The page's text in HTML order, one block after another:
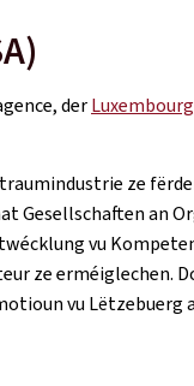
der
ze
Gesellschaften an
vu
ze erméiglechen.
vu Lëtzebuerg